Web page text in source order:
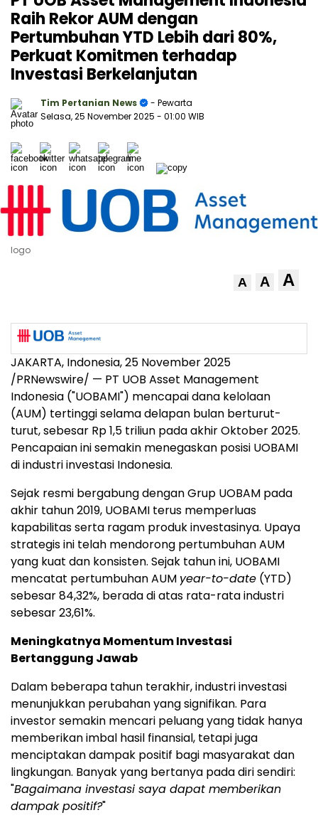
Raih Rekor AUM dengan
Pertumbuhan YTD Lebih dari 80%,
Perkuat Komitmen terhadap
Investasi Berkelanjutan
Tim Pertanian News
- Pewarta
Selasa, 25 November 2025 - 01:00 WIB
logo
A A A
JAKARTA, Indonesia,25 November 2025
/PRNewswire/ — PT UOB Asset Management
Indonesia ("UOBAMI") mencapai dana kelolaan
(AUM) tertinggi selama delapan bulan berturut-
turut, sebesar Rp 1,5 triliun pada akhir Oktober 2025.
Pencapaian ini semakin menegaskan posisi UOBAMI
di industri investasi Indonesia.
Sejak resmi bergabung dengan Grup UOBAM pada
akhir tahun 2019, UOBAMI terus memperluas
kapabilitas serta ragam produk investasinya. Upaya
strategis ini telah mendorong pertumbuhan AUM
yang kuat dan konsisten. Sejak tahun ini, UOBAMI
mencatat pertumbuhan AUM year-to-date (YTD)
sebesar 84,32%, berada di atas rata-rata industri
sebesar 23,61%.
Meningkatnya Momentum Investasi
Bertanggung Jawab
Dalam beberapa tahun terakhir, industri investasi
menunjukkan perubahan yang signifikan. Para
investor semakin mencari peluang yang tidak hanya
memberikan imbal hasil finansial, tetapi juga
menciptakan dampak positif bagi masyarakat dan
lingkungan. Banyak yang bertanya pada diri sendiri:
"Bagaimana investasi saya dapat memberikan
dampak positif?"